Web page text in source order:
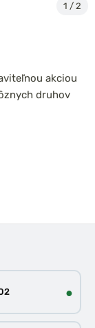
1 / 2
akciou
druhov
●